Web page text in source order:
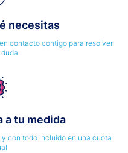
necesitas
contacto contigo para resolver
a tu medida
con todo incluido en una cuota